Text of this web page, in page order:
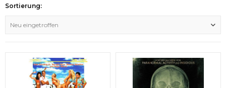
Sortierung:
Neu eingetroffen